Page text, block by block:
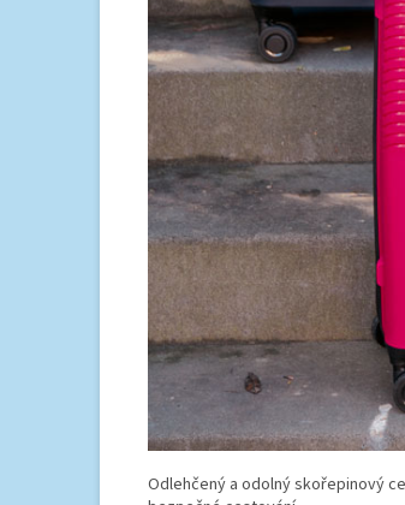
Odlehčený a odolný skořepinový